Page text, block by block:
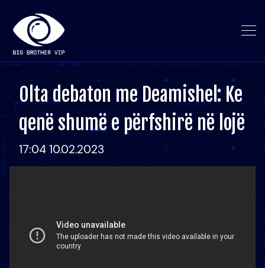
Olta debaton me Deamishel: Ke
qenë shumë e përfshirë në lojë
17:04 10.02.2023